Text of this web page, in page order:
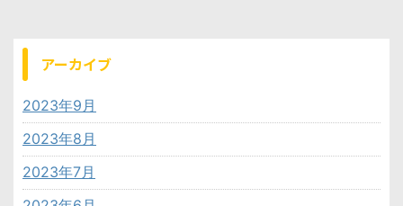
アーカイブ
2023年9月
2023年8月
2023年7月